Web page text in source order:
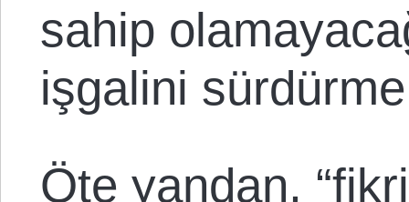
sahip
işgalini
Öte yandan,